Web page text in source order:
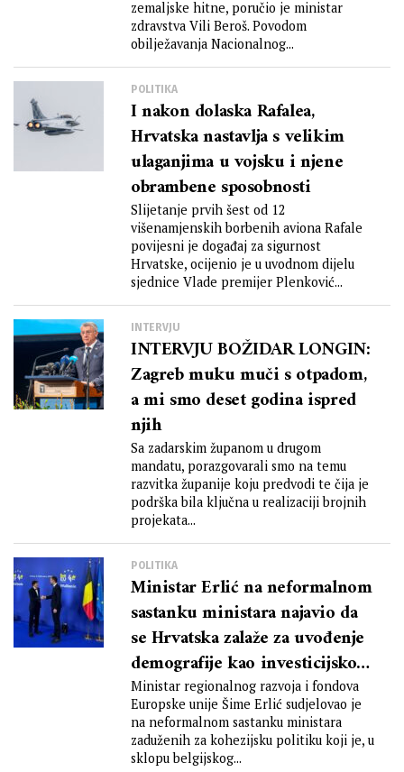
zemaljske hitne, poručio je ministar
zdravstva Vili Beroš. Povodom
obilježavanja Nacionalnog...
POLITIKA
I nakon dolaska Rafalea,
Hrvatska nastavlja s velikim
ulaganjima u vojsku i njene
obrambene sposobnosti
Slijetanje prvih šest od 12
višenamjenskih borbenih aviona Rafale
povijesni je događaj za sigurnost
Hrvatske, ocijenio je u uvodnom dijelu
sjednice Vlade premijer Plenković...
INTERVJU
INTERVJU BOŽIDAR LONGIN:
Zagreb muku muči s otpadom,
a mi smo deset godina ispred
njih
Sa zadarskim županom u drugom
mandatu, porazgovarali smo na temu
razvitka županije koju predvodi te čija je
podrška bila ključna u realizaciji brojnih
projekata...
POLITIKA
Ministar Erlić na neformalnom
sastanku ministara najavio da
se Hrvatska zalaže za uvođenje
demografije kao investicijskog
cilja kohezijske politike nakon
2027. godine
Ministar regionalnog razvoja i fondova
Europske unije Šime Erlić sudjelovao je
na neformalnom sastanku ministara
zaduženih za kohezijsku politiku koji je, u
sklopu belgijskog...